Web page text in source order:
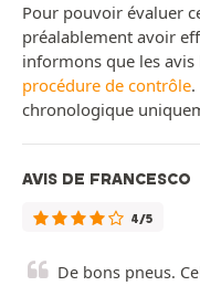
Pour pouvoir évaluer
préalablement avoir
informons que les
procédure de contrôle
chronologique
AVIS DE FRANCESCO
4/5
De bons pneus.